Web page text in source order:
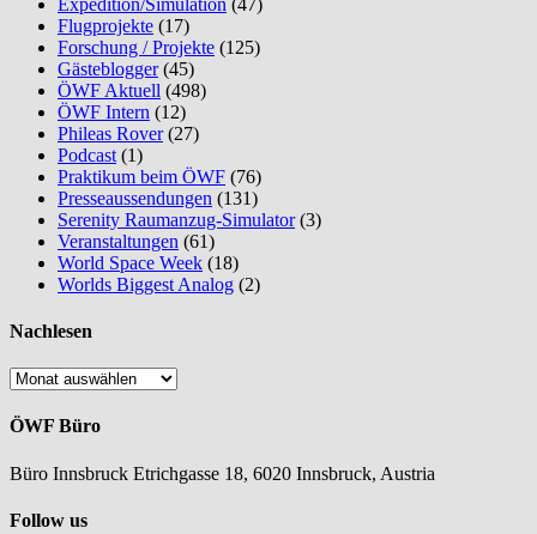
Flugprojekte (17)
Forschung / Projekte (125)
Gästeblogger(45)
ÖWF Aktuell (498)
ÖWF Intern (12)
Phileas Rover(27)
Podcast (1)
Praktikum beim ÖWF (76)
Presseaussendungen (131)
Serenity Raumanzug-Simulator(3)
Veranstaltungen (61)
World Space Week (18)
Worlds Biggest Analog (2)
Nachlesen
Nachlesen
ÖWF Büro
Büro Innsbruck Etrichgasse 18, 6020 Innsbruck, Austria
Follow us